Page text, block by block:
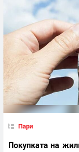
Пари
Покупката на